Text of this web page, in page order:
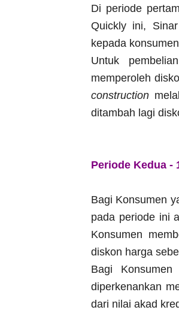
Di periode
Quickly ini,
kepada
Untuk
memperoleh
construction
ditambah lagi
Periode Kedua -
Bagi Konsumen
pada periode ini
Konsumen
diskon harga
Bagi
diperkenankan
dari nilai akad